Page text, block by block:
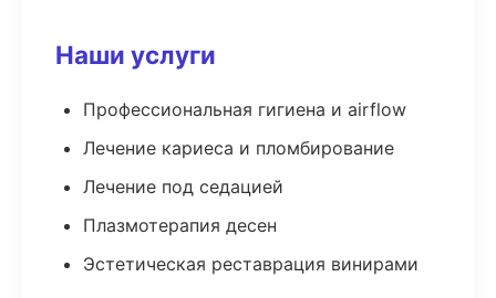
Наши услуги
Профессиональная гигиена и airflow
Лечение кариеса и пломбирование
Лечение под седацией
Плазмотерапия десен
Эстетическая реставрация винирами